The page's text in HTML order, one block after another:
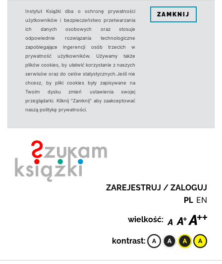
Instytut Książki dba o ochronę prywatności
użytkowników i bezpieczeństwo przetwarzania
ich danych osobowych oraz stosuje
odpowiednie rozwiązania technologiczne
zapobiegające ingerencji osób trzecich w
prywatność użytkowników. Używamy także
plików cookies, by ułatwić korzystanie z naszych
serwisów oraz do celów statystycznych.Jeśli nie
chcesz, by pliki cookies były zapisywane na
Twoim dysku zmień ustawienia swojej
przeglądarki. Kliknij "Zamknij" aby zaakceptować
naszą politykę prywatności.
ZAMKNIJ
ZAREJESTRUJ / ZALOGUJ
PL EN
wielkość:
kontrast: